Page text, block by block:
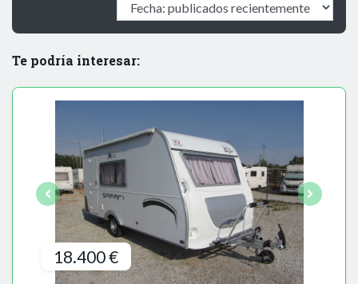
Te podría interesar:
18.400 €